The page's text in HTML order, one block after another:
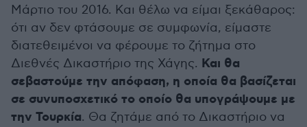
Μάρτιο του 2016. Και θέλω να είμαι ξεκάθαρος:
ότι αν δεν φτάσουμε σε συμφωνία, είμαστε
διατεθειμένοι να φέρουμε το ζήτημα στο
Διεθνές Δικαστήριο της Χάγης. Και θα
σεβαστούμε την απόφαση, η οποία θα βασίζεται
σε συνυποσχετικό το οποίο θα υπογράψουμε με
την Τουρκία. Θα ζητάμε από το Δικαστήριο να